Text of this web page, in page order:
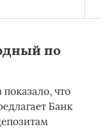
по
что
Банк